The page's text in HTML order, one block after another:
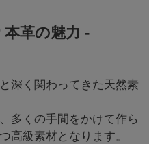
革の魅力 -
深く関わってきた天然素
多くの手間をかけて作ら
高級素材となります。